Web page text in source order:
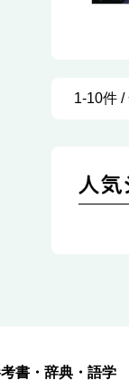
1-10件 /
書・辞典・語学